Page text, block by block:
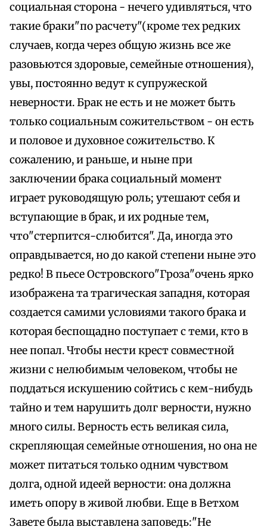
социальная сторона - нечего удивляться, что
такие браки"по расчету"(кроме тех редких
случаев, когда через общую жизнь все же
разовьются здоровые, семейные отношения),
увы, постоянно ведут к супружеской
неверности. Брак не есть и не может быть
только социальным сожительством - он есть
и половое и духовное сожительство. К
сожалению, и раньше, и ныне при
заключении брака социальный момент
играет руководящую роль; утешают себя и
вступающие в брак, и их родные тем,
что"стерпится-слюбится". Да, иногда это
оправдывается, но до какой степени ныне это
редко! В пьесе Островского"Гроза"очень ярко
изображена та трагическая западня, которая
создается самими условиями такого брака и
которая беспощадно поступает с теми, кто в
нее попал. Чтобы нести крест совместной
жизни с нелюбимым человеком, чтобы не
поддаться искушению сойтись с кем-нибудь
тайно и тем нарушить долг верности, нужно
много силы. Верность есть великая сила,
скрепляющая семейные отношения, но она не
может питаться только одним чувством
долга, одной идеей верности: она должна
иметь опору в живой любви. Еще в Ветхом
Завете была выставлена заповедь:"Не